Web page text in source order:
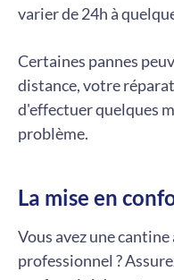
varier de 24h à
Certaines pannes
distance, votre
d'effectuer quelques
problème.
La mise en
Vous avez une
professionnel ?